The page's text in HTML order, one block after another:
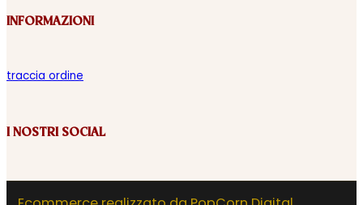
INFORMAZIONI
traccia ordine
I NOSTRI SOCIAL